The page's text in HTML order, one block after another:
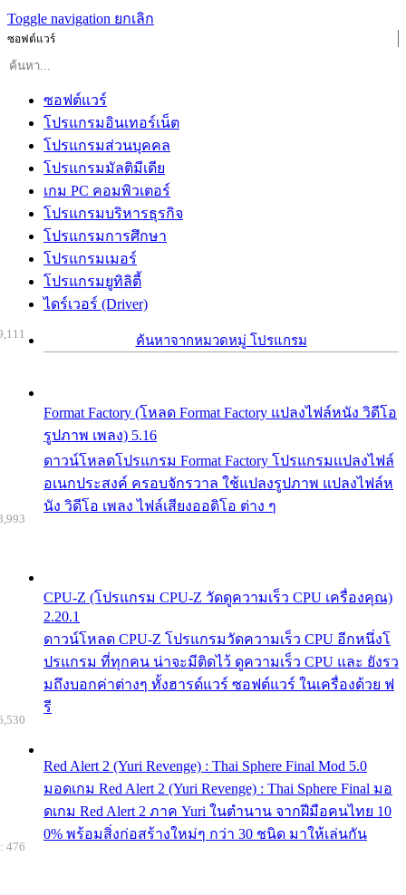
Toggle navigation ยกเลิก
ซอฟต์แวร์
ซอฟต์แวร์
โปรแกรมอินเทอร์เน็ต
โปรแกรมส่วนบุคคล
โปรแกรมมัลติมีเดีย
เกม PC คอมพิวเตอร์
โปรแกรมบริหารธุรกิจ
โปรแกรมการศึกษา
โปรแกรมเมอร์
โปรแกรมยูทิลิตี้
ไดร์เวอร์ (Driver)
ค้นหาจากหมวดหมู่ โปรแกรม
Format Factory (โหลด Format Factory แปลงไฟล์หนัง วิดีโอ
รูปภาพ เพลง) 5.16
ดาวน์โหลดโปรแกรม Format Factory โปรแกรมแปลงไฟล์
อเนกประสงค์ ครอบจักรวาล ใช้แปลงรูปภาพ แปลงไฟล์ห
นัง วิดีโอ เพลง ไฟล์เสียงออดิโอ ต่าง ๆ
CPU-Z (โปรแกรม CPU-Z วัดดูความเร็ว CPU เครื่องคุณ)
2.20.1
ดาวน์โหลด CPU-Z โปรแกรมวัดความเร็ว CPU อีกหนึ่งโ
ปรแกรม ที่ทุกคน น่าจะมีติดไว้ ดูความเร็ว CPU และ ยังรว
มถึงบอกค่าต่างๆ ทั้งฮารด์แวร์ ซอฟต์แวร์ ในเครื่องด้วย ฟ
รี
Red Alert 2 (Yuri Revenge) : Thai Sphere Final Mod 5.0
มอดเกม Red Alert 2 (Yuri Revenge) : Thai Sphere Final มอ
ดเกม Red Alert 2 ภาค Yuri ในตำนาน จากฝีมือคนไทย 10
0% พร้อมสิ่งก่อสร้างใหม่ๆ กว่า 30 ชนิด มาให้เล่นกัน
476